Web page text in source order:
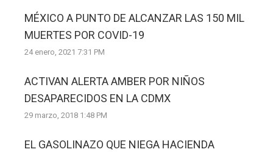
MÉXICO A PUNTO DE ALCANZAR LAS 150 MIL
MUERTES POR COVID-19
24 enero, 2021 7:31 PM
ACTIVAN ALERTA AMBER POR NIÑOS
DESAPARECIDOS EN LA CDMX
29 marzo, 2018 1:48 PM
EL GASOLINAZO QUE NIEGA HACIENDA